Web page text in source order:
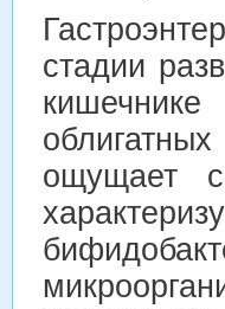
стадии
ощущает